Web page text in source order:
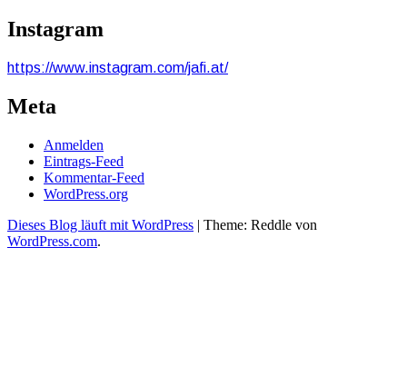
Instagram
https://www.instagram.com/jafi.at/
Meta
Anmelden
Eintrags-Feed
Kommentar-Feed
WordPress.org
Dieses Blog läuft mit WordPress | Theme: Reddle von
WordPress.com.